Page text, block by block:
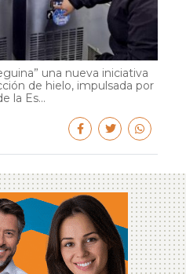
una nueva iniciativa
de hielo, impulsada por
la Es...